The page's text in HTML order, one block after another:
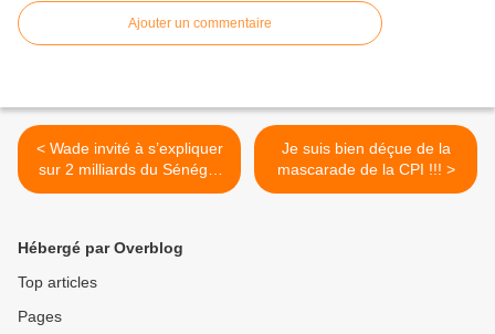
Ajouter un commentaire
< Wade invité à s’expliquer
sur 2 milliards du Sénégal
retrouvés en Côte d’Ivoire.
Je suis bien déçue de la
mascarade de la CPI !!! >
Hébergé par Overblog
Top articles
Pages